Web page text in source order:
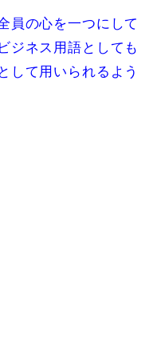
員の心を一つにして
ジネス用語としても
して用いられるよう